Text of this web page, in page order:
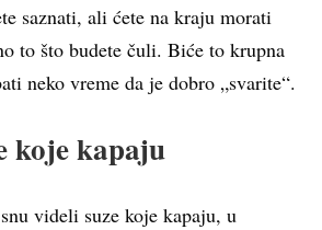
saznati, ali ćete na kraju morati
to što budete čuli. Biće to krupna
neko vreme da je dobro „svarite“.
koje kapaju
videli suze koje kapaju, u